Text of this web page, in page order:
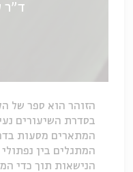
ד"ר
הזוהר הוא ספר של
בסדרת השיעורים
המתארים מסעות
המתגלים בין
הנישאות תוך כדי